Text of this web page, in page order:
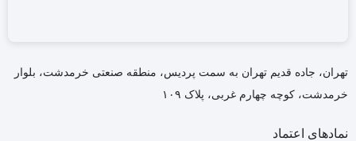
تهران، جاده قدیم تهران به سمت پردیس، منطقه صنعتی خرمدشت، بلوار
خرمدشت، کوچه چهارم غربی، پلاک ۱۰۹
نمادهای اعتماد